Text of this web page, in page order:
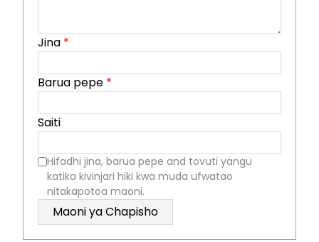
Jina *
Barua pepe *
Saiti
Hifadhi jina, barua pepe and tovuti yangu
katika kivinjari hiki kwa muda ufwatao
nitakapotoa maoni.